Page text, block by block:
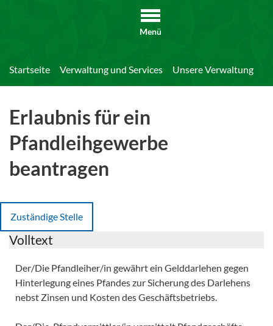
Menü
Startseite Verwaltung und Services Unsere Verwaltung
Erlaubnis für ein
Pfandleihgewerbe
beantragen
Zuständige Stelle
Volltext
Der/Die Pfandleiher/in gewährt ein Gelddarlehen gegen
Hinterlegung eines Pfandes zur Sicherung des Darlehens
nebst Zinsen und Kosten des Geschäftsbetriebs.